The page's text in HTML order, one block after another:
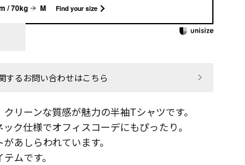
/ 70kg M Find your size
するお問い合わせはこちら
リーンな質感が魅力の半袖Tシャツです。
ク仕様でオフィスコーデにもぴったり。
あしらわれています。
ムです。